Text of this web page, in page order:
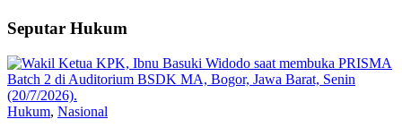
Seputar Hukum
Hukum, Nasional